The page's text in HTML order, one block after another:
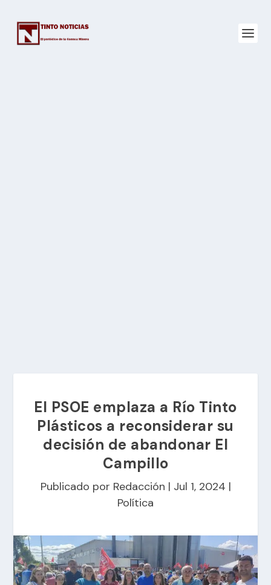
El PSOE emplaza a Río Tinto
Plásticos a reconsiderar su
decisión de abandonar El
Campillo
Publicado por Redacción | Jul 1, 2024 |
Política